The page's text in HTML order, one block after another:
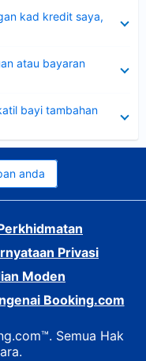
kad kredit saya,
atau bayaran
bayi tambahan
anda
Privasi
Moden
Booking.com
Semua Hak